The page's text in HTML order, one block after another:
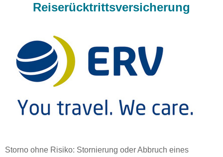
Reiserücktrittsversicherung
Storno ohne Risiko: Stornierung oder Abbruch eines